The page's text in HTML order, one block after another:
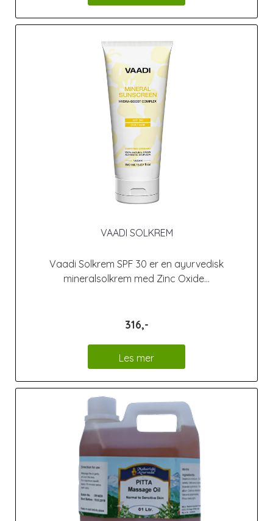
VAADI SOLKREM
Vaadi Solkrem SPF 30 er en ayurvedisk
mineralsolkrem med Zinc Oxide...
316,-
Les mer